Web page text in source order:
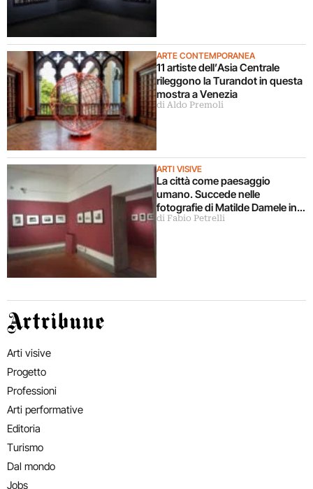
ARTE CONTEMPORANEA
11 artiste dell’Asia Centrale
rileggono la Turandot in questa
mostra a Venezia
di Aldo Premoli
ARTI VISIVE
La città come paesaggio
umano. Succede nelle
fotografie di Matilde Damele in
mostra a Roma
di Fabio Petrelli
Artribune
Arti visive
Progetto
Professioni
Arti performative
Editoria
Turismo
Dal mondo
Jobs